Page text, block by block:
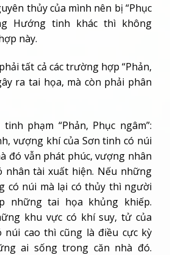
thủy của mình nên bị “Phục
Hướng tinh khác thì không
này.
tất cả các trường hợp “Phản,
ra tai họa, mà còn phải phân
phạm “Phản, Phục ngâm”:
vượng khí của Sơn tinh có núi
đó vẫn phát phúc, vượng nhân
nhân tài xuất hiện. Nếu những
có núi mà lại có thủy thì người
những tai họa khủng khiếp.
khu vực có khí suy, tử của
núi cao thì cũng là điều cực kỳ
ai sống trong căn nhà đó.